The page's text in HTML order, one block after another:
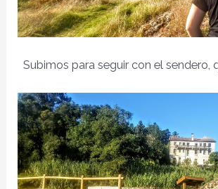
Subimos para seguir con el sendero,